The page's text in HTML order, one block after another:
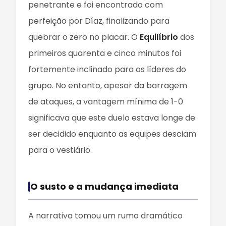
penetrante e foi encontrado com
perfeição por Díaz, finalizando para
quebrar o zero no placar. O Equilíbrio dos
primeiros quarenta e cinco minutos foi
fortemente inclinado para os líderes do
grupo. No entanto, apesar da barragem
de ataques, a vantagem mínima de 1-0
significava que este duelo estava longe de
ser decidido enquanto as equipes desciam
para o vestiário.
O susto e a mudança imediata
A narrativa tomou um rumo dramático